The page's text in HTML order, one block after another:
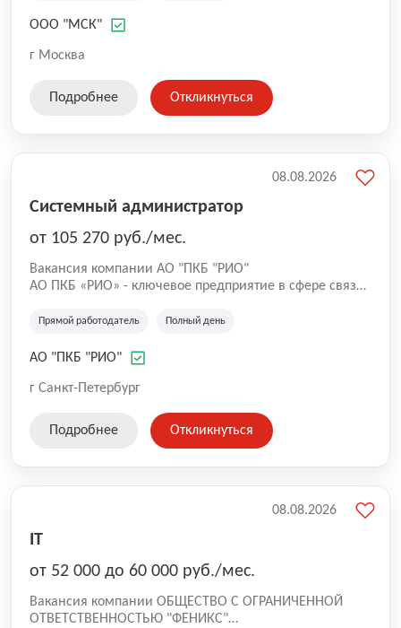
мусор от слома и разборки зданий; - КГМ
ПЭТ, ПВХ, металлолом и др.); - порубочные остатки; -
Москве и Московской области и наш автопарк
включает более 100 единиц специализированной
ООО "МСК"
г Москва
Подробнее Откликнуться
Системный администратор
от 105 270 руб./мес.
Вакансия компании АО "ПКБ "РИО"
АО ПКБ «РИО» - ключевое предприятие в сфере связи.
комплексы связи для надводных кораблей. Сейчас в
администратор, готовый работать на объектах
Прямой работодатель Полный день
АО "ПКБ "РИО"
г Санкт-Петербург
08.08.2026
Подробнее Откликнуться
IT
от 52 000 до 60 000 руб./мес.
Вакансия компании ОБЩЕСТВО С ОГРАНИЧЕННОЙ
ОТВЕТСТВЕННОСТЬЮ "ФЕНИКС"
08.08.2026